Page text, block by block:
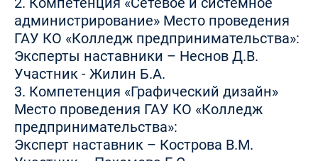
администрирование» Место проведения
ГАУ КО «Колледж предпринимательства»:
Эксперты наставники – Неснов Д.В.
Участник - Жилин Б.А.
3. Компетенция «Графический дизайн»
Место проведения ГАУ КО «Колледж
предпринимательства»:
Эксперт наставник – Кострова В.М.